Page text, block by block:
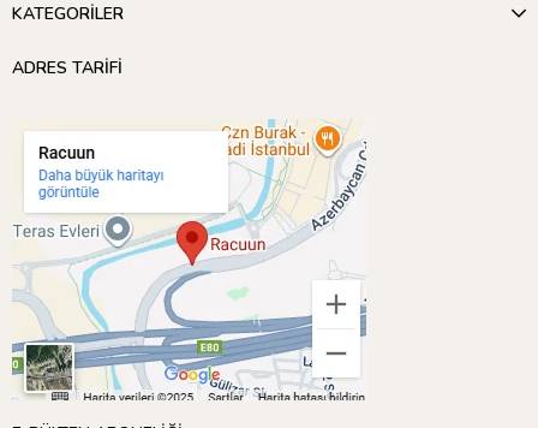
KATEGORİLER
ADRES TARİFİ